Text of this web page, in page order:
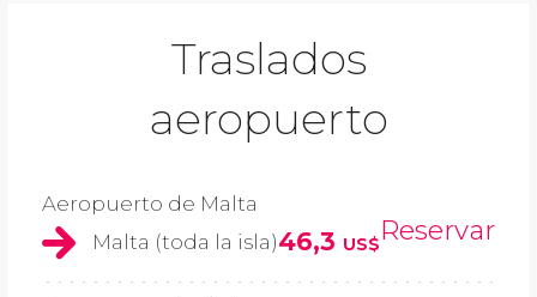
Traslados
aeropuerto
Aeropuerto de Malta
Malta (toda la isla)46,3 US$Reservar